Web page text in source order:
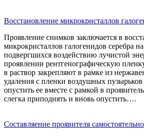
Восстановление микрокристаллов
Проявление снимков заключается в
микрокристаллов галогенидов серебра
подвергшихся воздействию лучистой
проявлении рентгенографическую
в раствор закрепляют в рамке из
удаления с пленки воздушных
опустить ее вместе с рамкой в
слегка приподнять и вновь опустить….
Составляение проявителя самостоятельно